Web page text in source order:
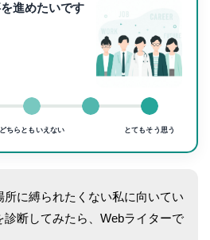
進めたいです
どちらともいえない とてもそう思う
所に縛られたくない私に向いてい
診断してみたら、Webライターで